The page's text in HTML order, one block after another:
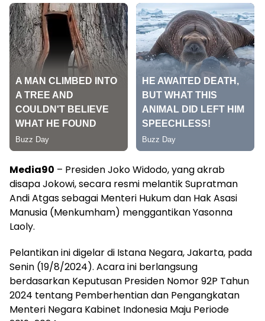
Media90 – Presiden Joko Widodo, yang akrab
disapa Jokowi, secara resmi melantik Supratman
Andi Atgas sebagai Menteri Hukum dan Hak Asasi
Manusia (Menkumham) menggantikan Yasonna
Laoly.
Pelantikan ini digelar di Istana Negara, Jakarta, pada
Senin (19/8/2024). Acara ini berlangsung
berdasarkan Keputusan Presiden Nomor 92P Tahun
2024 tentang Pemberhentian dan Pengangkatan
Menteri Negara Kabinet Indonesia Maju Periode